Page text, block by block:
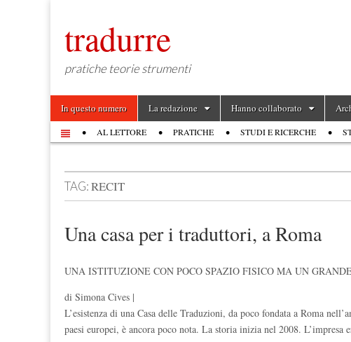
tradurre
pratiche teorie strumenti
Main menu
Skip to content
In questo numero La redazione Hanno collaborato
Sub menu
AL LETTORE PRATICHE STUDI E RICERCHE
TAG:RECIT
Una casa per i traduttori, a Roma
UNA ISTITUZIONE CON POCO SPAZIO FISICO MA UN
di Simona Cives |
L’esistenza di una Casa delle Traduzioni, da poco fondata a Roma
paesi europei, è ancora poco nota. La storia inizia nel 2008. L’impresa